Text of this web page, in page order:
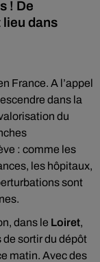
! De
dans
France. A l’appel
dans la
du
: comme les
les hôpitaux,
sont
dans le Loiret,
sortir du dépôt
matin. Avec des